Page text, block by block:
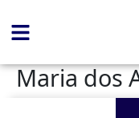
Maria dos